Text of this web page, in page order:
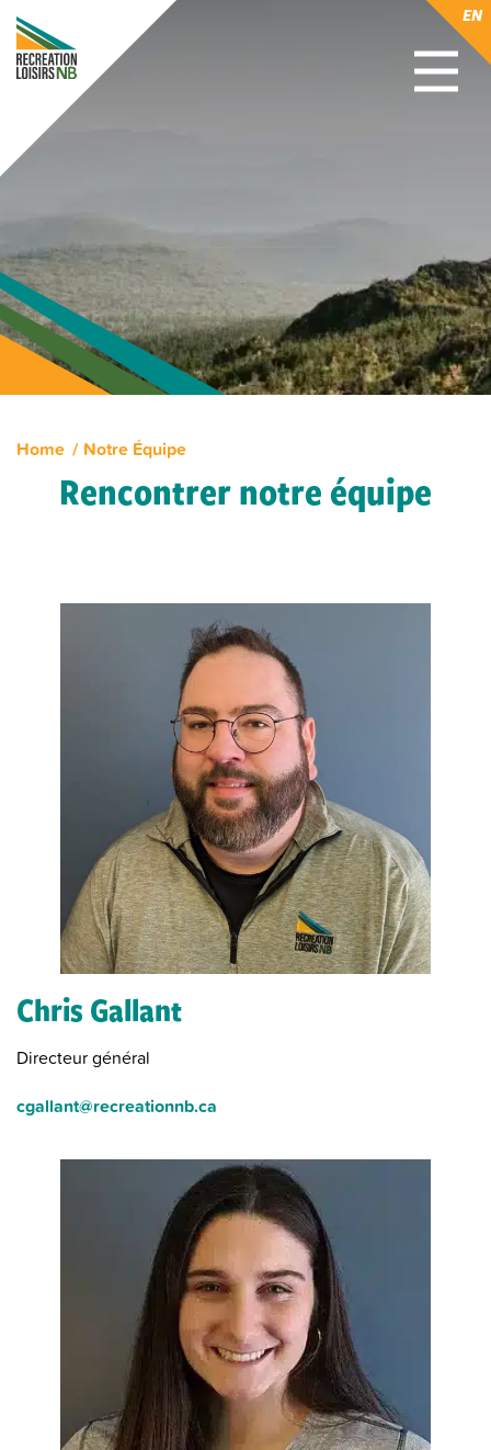
EN
Home Notre Équipe
Rencontrer notre équipe
Chris Gallant
Directeur général
cgallant@recreationnb.ca